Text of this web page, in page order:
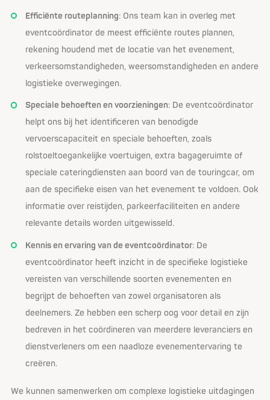
Efficiënte routeplanning: Ons team kan in overleg met
eventcoördinator de meest efficiënte routes plannen,
rekening houdend met de locatie van het evenement,
verkeersomstandigheden, weersomstandigheden en andere
logistieke overwegingen.
Speciale behoeften en voorzieningen: De eventcoördinator
helpt ons bij het identificeren van benodigde
vervoerscapaciteit en speciale behoeften, zoals
rolstoeltoegankelijke voertuigen, extra bagageruimte of
speciale cateringdiensten aan boord van de touringcar, om
aan de specifieke eisen van het evenement te voldoen. Ook
informatie over reistijden, parkeerfaciliteiten en andere
relevante details worden uitgewisseld.
Kennis en ervaring van de eventcoördinator: De
eventcoördinator heeft inzicht in de specifieke logistieke
vereisten van verschillende soorten evenementen en
begrijpt de behoeften van zowel organisatoren als
deelnemers. Ze hebben een scherp oog voor detail en zijn
bedreven in het coördineren van meerdere leveranciers en
dienstverleners om een naadloze evenementervaring te
creëren.
We kunnen samenwerken om complexe logistieke uitdagingen